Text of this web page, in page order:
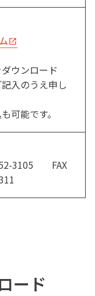
ウンロード
入のうえ申し
可能です。
3105 FAX
ード